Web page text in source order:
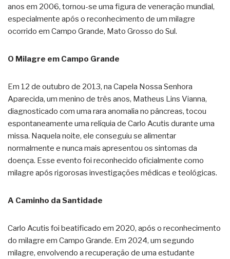
anos em 2006, tornou-se uma figura de veneração mundial,
especialmente após o reconhecimento de um milagre
ocorrido em Campo Grande, Mato Grosso do Sul.
O Milagre em Campo Grande
Em 12 de outubro de 2013, na Capela Nossa Senhora
Aparecida, um menino de três anos, Matheus Lins Vianna,
diagnosticado com uma rara anomalia no pâncreas, tocou
espontaneamente uma relíquia de Carlo Acutis durante uma
missa. Naquela noite, ele conseguiu se alimentar
normalmente e nunca mais apresentou os sintomas da
doença. Esse evento foi reconhecido oficialmente como
milagre após rigorosas investigações médicas e teológicas.
A Caminho da Santidade
Carlo Acutis foi beatificado em 2020, após o reconhecimento
do milagre em Campo Grande. Em 2024, um segundo
milagre, envolvendo a recuperação de uma estudante